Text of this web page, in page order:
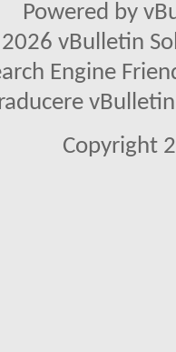
Powered by
vBulletin
Engine
Copyright